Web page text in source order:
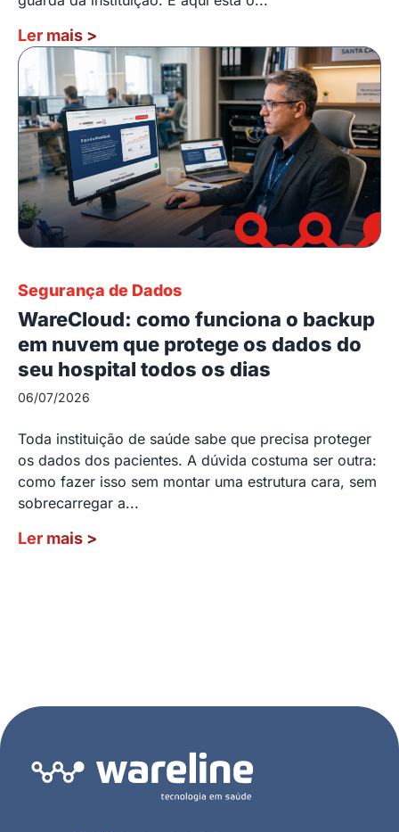
Ler mais >
Segurança de Dados
WareCloud: como funciona o backup
em nuvem que protege os dados do
seu hospital todos os dias
06/07/2026
Toda instituição de saúde sabe que precisa proteger
os dados dos pacientes. A dúvida costuma ser outra:
como fazer isso sem montar uma estrutura cara, sem
sobrecarregar a...
Ler mais >